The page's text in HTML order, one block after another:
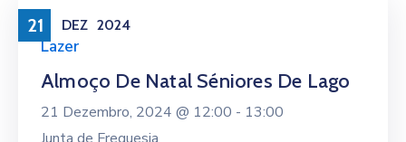
21 DEZ 2024
Lazer
Almoço De Natal Séniores De Lago
21 Dezembro, 2024 @ 12:00 - 13:00